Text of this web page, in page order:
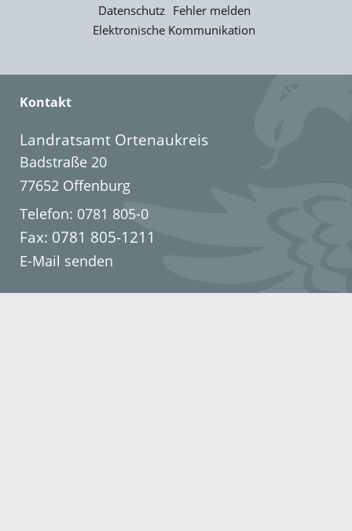
Datenschutz Fehler melden
Elektronische Kommunikation
Kontakt
Landratsamt Ortenaukreis
Badstraße 20
77652 Offenburg
Telefon: 0781 805-0
Fax: 0781 805-1211
E-Mail senden